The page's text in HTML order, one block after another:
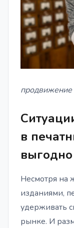
продвижение
в
выгодно
Несмотря на
изданиями,
удерживать
рынке. И